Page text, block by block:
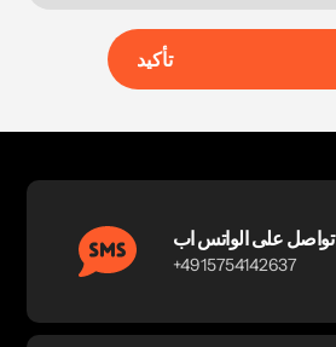
تأكيد
تواصل على الواتس اب
+4915754142637